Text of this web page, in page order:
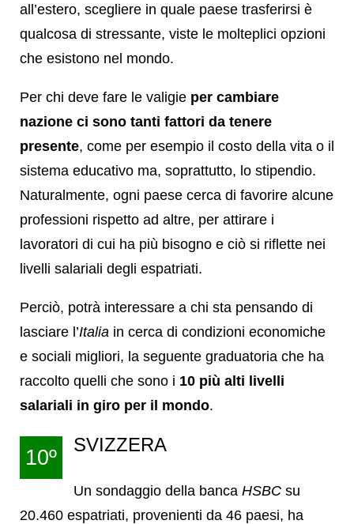
all’estero, scegliere in quale paese trasferirsi è
qualcosa di stressante, viste le molteplici opzioni
che esistono nel mondo.
Per chi deve fare le valigie per cambiare
nazione ci sono tanti fattori da tenere
presente, come per esempio il costo della vita o il
sistema educativo ma, soprattutto, lo stipendio.
Naturalmente, ogni paese cerca di favorire alcune
professioni rispetto ad altre, per attirare i
lavoratori di cui ha più bisogno e ciò si riflette nei
livelli salariali degli espatriati.
Perciò, potrà interessare a chi sta pensando di
lasciare l’Italia in cerca di condizioni economiche
e sociali migliori, la seguente graduatoria che ha
raccolto quelli che sono i 10 più alti livelli
salariali in giro per il mondo.
10º
SVIZZERA
Un sondaggio della banca HSBCsu
20.460 espatriati, provenienti da 46 paesi, ha